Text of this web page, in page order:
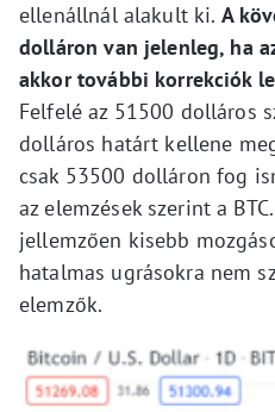
ellenállnál alakult ki. A
dolláron van jelenleg, ha
akkor további korrekciók
Felfelé az 51500 dolláros
dolláros határt kellene
csak 53500 dolláron fog
az elemzések szerint a
jellemzően kisebb
hatalmas ugrásokra nem
elemzők.